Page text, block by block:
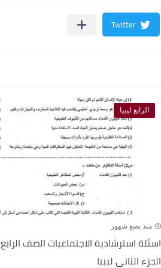
الرابع ليبيا
منذ بضع شهور
اسئلة استرشادية الاجتماعيات الصف الرابع
الجزء الثاني ليبيا